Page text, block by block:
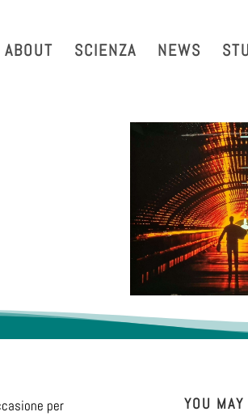
ABOUT SCIENZA NEWS
per
YOU